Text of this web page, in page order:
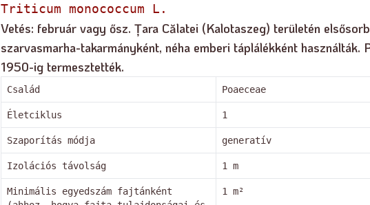
Triticum monococcum L.
Vetés: február vagy ősz. Țara Călatei (Kalotaszeg) területén
szarvasmarha-takarmányként, néha emberi táplálékként használták.
1950-ig termesztették.
Család Poaeceae
Életciklus 1
Szaporítás módja generatív
Izolációs távolság 1 m
Minimális egyedszám fajtánként
1 m²